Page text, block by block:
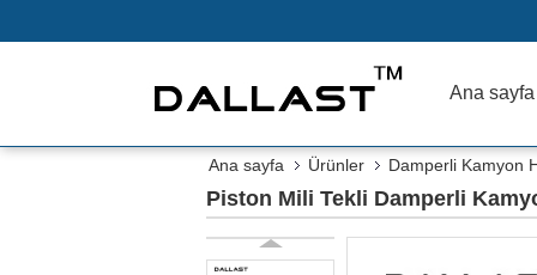
Ana sayfa
Ana sayfa Ürünler Damperli Kamyon
Piston Mili Tekli Damperli